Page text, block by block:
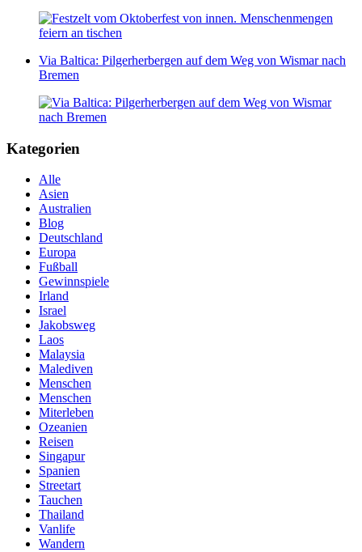
Via Baltica: Pilgerherbergen auf dem Weg von Wismar nach
Bremen
Kategorien
Alle
Asien
Australien
Blog
Deutschland
Europa
Fußball
Gewinnspiele
Irland
Israel
Jakobsweg
Laos
Malaysia
Malediven
Menschen
Menschen
Miterleben
Ozeanien
Reisen
Singapur
Spanien
Streetart
Tauchen
Thailand
Vanlife
Wandern